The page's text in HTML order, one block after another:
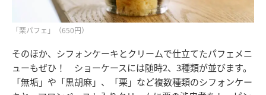
「栗パフェ」（650円）
そのほか、シフォンケーキとクリームで仕立てたパフェメニ
ューもぜひ！ ショーケースには随時2、3種類が並びます。
「無垢」や「黒胡麻」、「栗」など複数種類のシフォンケー